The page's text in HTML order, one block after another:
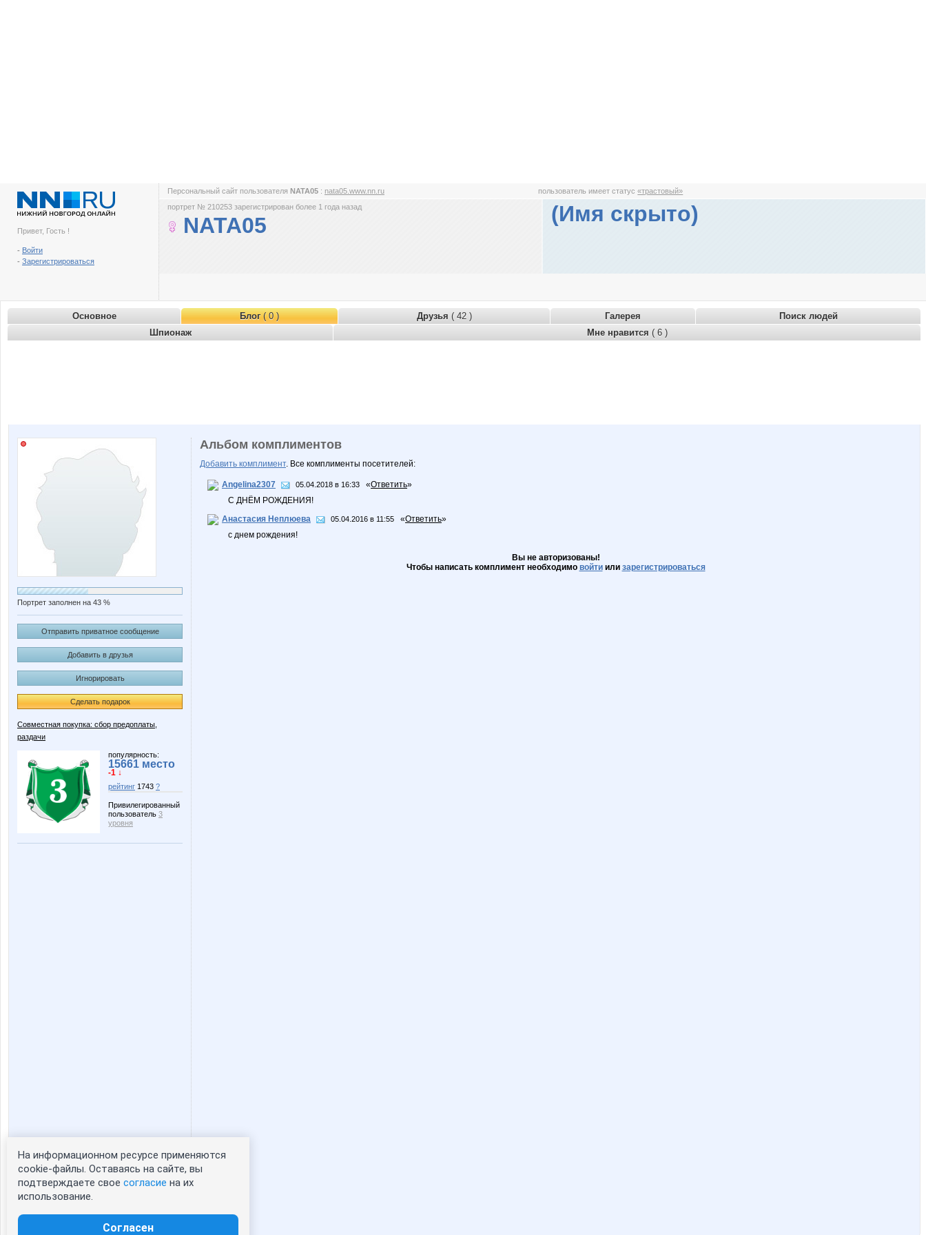
Привет, Гость !
- Войти
- Зарегистрироваться
Персональный сайт пользователя NATA05 : nata05.www.nn.ru пользователь имеет статус«трастовый»
портрет № 210253 зарегистрирован более 1 года назад
NATA05 (Имя скрыто)
Основное Блог( 0 ) Друзья ( 42 ) Галерея
Поиск людей
Шпионаж
Мне нравится ( 6 )
Портрет заполнен на 43 %
Отправить приватное сообщение
Добавить в друзья
Игнорировать
Сделать подарок
Совместная покупка: сбор предоплаты,
раздачи
популярность:
15661 место
-1 ↓
рейтинг 1743 ?
Привилегированный
пользователь 3
уровня
Статистика портрета:
сейчас просматривают портрет - 0
зарегистрированные пользователи
Альбом комплиментов
Добавить комплимент. Все комплименты посетителей:
Angelina2307 05.04.2018 в 16:33 «Ответить»
С ДНЁМ РОЖДЕНИЯ!
Анастасия Неплюева
05.04.2016 в 11:55 «Ответить»
с днем рождения!
Вы не авторизованы!
Чтобы написать комплимент необходимо войтиили зарегистрироваться
На информационном ресурсе применяются
cookie-файлы. Оставаясь на сайте, вы
подтверждаете свое согласие на их
использование.
Согласен